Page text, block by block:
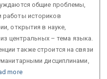
общие проблемы,
работы историков
открытия в науке,
центральных – тема языка.
также строится на связи
дисциплинами,
more